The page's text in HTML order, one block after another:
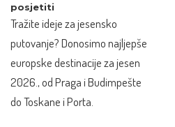
posjetiti
Tražite ideje za jesensko
putovanje? Donosimo najljepše
europske destinacije za jesen
2026., od Praga i Budimpešte
do Toskane i Porta.